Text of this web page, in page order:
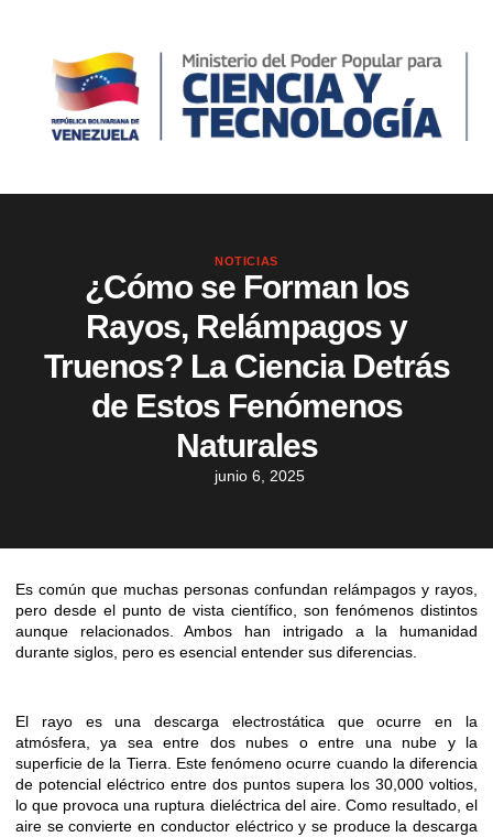
NOTICIAS
¿Cómo se Forman los
Rayos, Relámpagos y
Truenos? La Ciencia Detrás
de Estos Fenómenos
Naturales
junio 6, 2025
Es común que muchas personas confundan relámpagos y rayos,
pero desde el punto de vista científico, son fenómenos distintos
aunque relacionados. Ambos han intrigado a la humanidad
durante siglos, pero es esencial entender sus diferencias.
El rayo es una descarga electrostática que ocurre en la
atmósfera, ya sea entre dos nubes o entre una nube y la
superficie de la Tierra. Este fenómeno ocurre cuando la diferencia
de potencial eléctrico entre dos puntos supera los 30,000 voltios,
lo que provoca una ruptura dieléctrica del aire. Como resultado, el
aire se convierte en conductor eléctrico y se produce la descarga